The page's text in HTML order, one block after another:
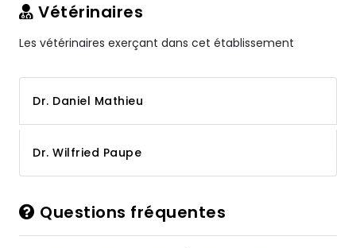
Vétérinaires
Les vétérinaires exerçant dans cet établissement
Dr. Daniel Mathieu
Dr. Wilfried Paupe
Questions fréquentes